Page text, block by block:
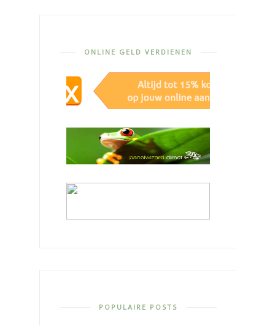
ONLINE GELD VERDIENEN
POPULAIRE POSTS